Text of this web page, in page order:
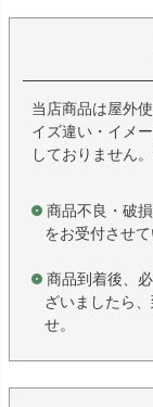
当店商品は屋外
イズ違い・イメ
しておりません
商品不良・破
をお受付させて
商品到着後、
ざいましたら
せ。